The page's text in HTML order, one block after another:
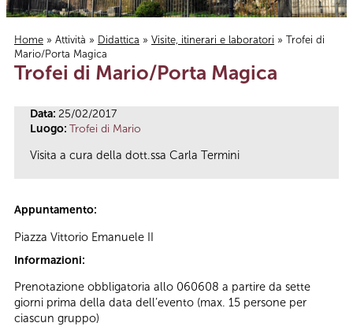
Tu sei qui
Home » Attività » Didattica » Visite, itinerari e laboratori » Trofei di
Mario/Porta Magica
Trofei di Mario/Porta Magica
Data: 25/02/2017
Luogo: Trofei di Mario
Visita a cura della dott.ssa Carla Termini
Appuntamento:
Piazza Vittorio Emanuele II
Informazioni:
Prenotazione obbligatoria allo 060608 a partire da sette
giorni prima della data dell’evento (max. 15 persone per
ciascun gruppo)